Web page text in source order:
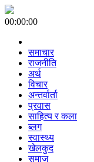
00:00:00
समाचार
राजनीति
अर्थ
विचार
अन्तर्वार्ता
प्रवास
साहित्य र कला
ब्लग
स्वास्थ्य
खेलकुद
समाज